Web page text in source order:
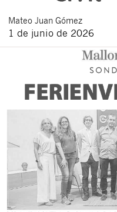
Mateo Juan Gómez
1 de junio de 2026